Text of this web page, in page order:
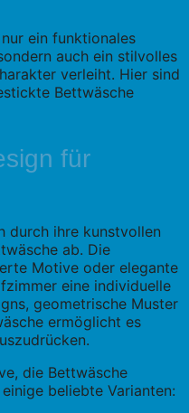
ein funktionales
auch ein stilvolles
verleiht. Hier sind
Bettwäsche
für
durch ihre kunstvollen
ab. Die
Motive oder elegante
eine individuelle
geometrische Muster
ermöglicht es
die Bettwäsche
beliebte Varianten: